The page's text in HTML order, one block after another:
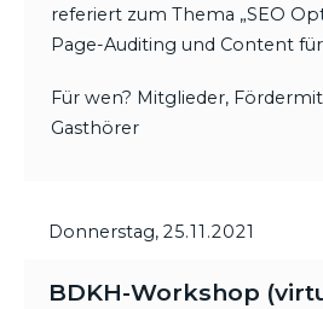
referiert zum Thema „SEO
Page-Auditing und Content
Für wen? Mitglieder,
Gasthörer
Donnerstag, 25.11.2021
BDKH-Workshop